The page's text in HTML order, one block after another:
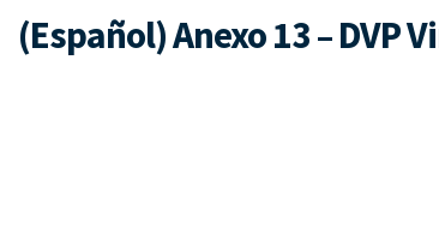
(Español) Anexo 13 – DVP